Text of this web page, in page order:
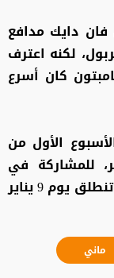
دايك مدافع
لكنه اعترف
كان أسرع
الأول من
للمشاركة في
بطولة أمم إفريقيا، التي من المقرر أن تنطلق يوم 9 يناير
ماني